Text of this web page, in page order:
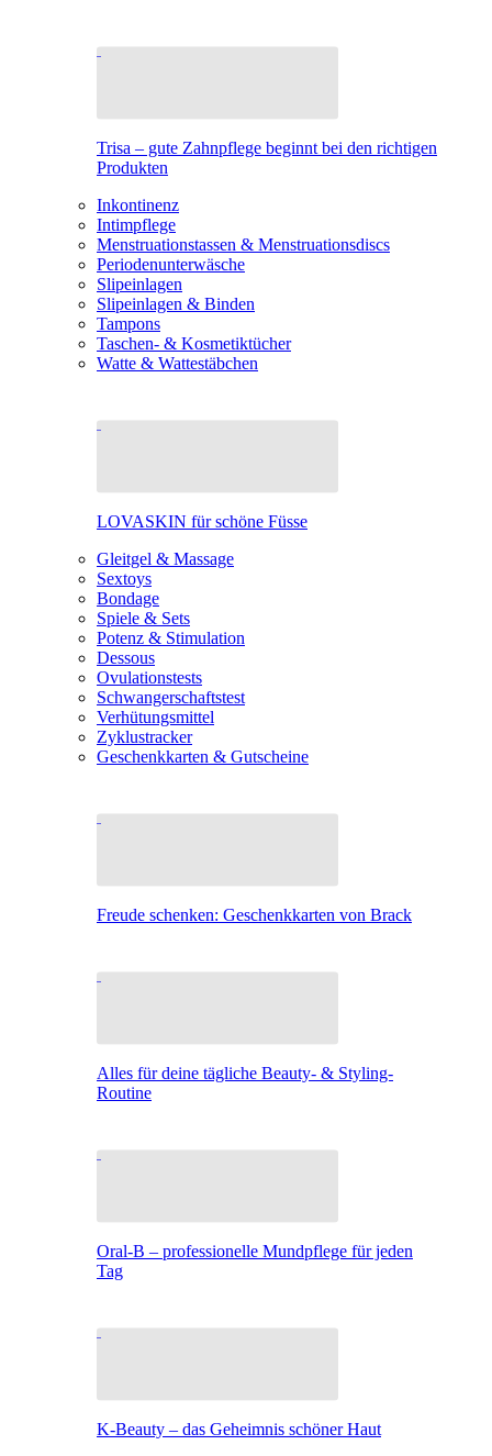
Trisa – gute Zahnpflege beginnt bei den richtigen
Produkten
Inkontinenz
Intimpflege
Menstruationstassen & Menstruationsdiscs
Periodenunterwäsche
Slipeinlagen
Slipeinlagen & Binden
Tampons
Taschen- & Kosmetiktücher
Watte & Wattestäbchen
LOVASKIN für schöne Füsse
Gleitgel & Massage
Sextoys
Bondage
Spiele & Sets
Potenz & Stimulation
Dessous
Ovulationstests
Schwangerschaftstest
Verhütungsmittel
Zyklustracker
Geschenkkarten & Gutscheine
Freude schenken: Geschenkkarten von Brack
Alles für deine tägliche Beauty- & Styling-
Routine
Oral-B – professionelle Mundpflege für jeden
Tag
K-Beauty – das Geheimnis schöner Haut